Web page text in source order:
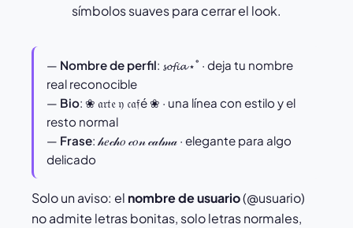
símbolos suaves para cerrar el look.
— Nombre de perfil: 𝓼𝓸𝓯𝓲𝓪 ⋆˚ · deja tu nombre
real reconocible
— Bio: ❀ 𝔞𝔯𝔱𝔢 𝔶 𝔠𝔞𝔣é ❀ · una línea con estilo y el
resto normal
— Frase: 𝒽𝑒𝒸𝒽𝑜 𝒸𝑜𝓃 𝒸𝒶𝓁𝓂𝒶 · elegante para algo
delicado
Solo un aviso: el nombre de usuario(@usuario)
no admite letras bonitas, solo letras normales,